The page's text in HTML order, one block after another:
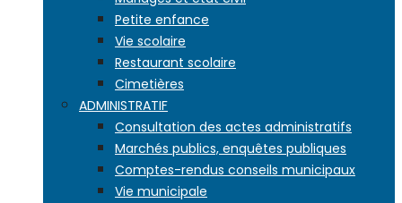
Petite enfance
Vie scolaire
Restaurant scolaire
Cimetières
ADMINISTRATIF
Consultation des actes administratifs
Marchés publics, enquêtes publiques
Comptes-rendus conseils municipaux
Vie municipale